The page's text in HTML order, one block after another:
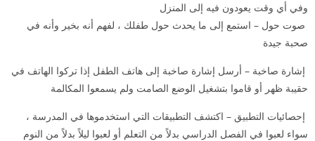
وفي أي وقت يعودون فيه إلى المنزل
️ صوت حول – استمع إلى ما يحدث حول طفلك ، لفهم أنه بخير وأنه في
صحبة جيدة
️ إشارة صاخبة – أرسل إشارة صاخبة إلى هاتف الطفل إذا تركوا الهاتف في
حقيبة ظهر أو قاموا بتشغيل الوضع الصامت ولم يسمعوا المكالمة
️ إحصائيات التطبيق – اكتشف التطبيقات التي استخدموها في المدرسة ،
سواء لعبوا في الفصل الدراسي بدلاً من التعلم أو لعبوا ليلاً بدلاً من النوم